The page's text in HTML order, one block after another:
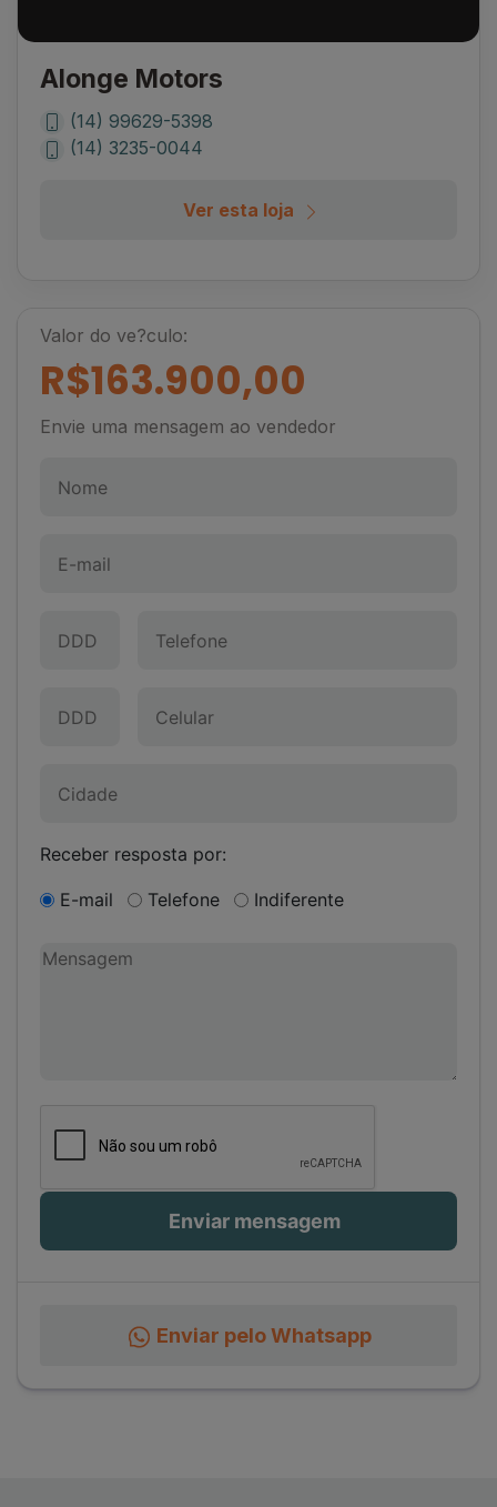
Alonge Motors
(14) 99629-5398
(14) 3235-0044
Ver esta loja
Valor do ve?culo:
R$163.900,00
Envie uma mensagem ao vendedor
Receber resposta por:
E-mail Telefone Indiferente
Enviar pelo Whatsapp